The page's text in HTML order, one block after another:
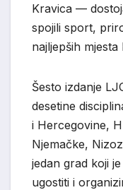
Kravica —
spojili sport,
najljepših
Šesto izdanje
desetine
i Hercegovine,
Njemačke,
jedan grad koji
ugostiti i